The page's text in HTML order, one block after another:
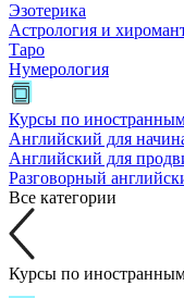
Эзотерика
Астрология и
Таро
Нумерология
Курсы по
Английский для
Английский для
Разговорный
Все категории
Курсы по